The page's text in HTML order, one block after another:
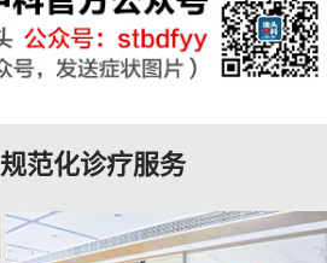
规范化诊疗服务